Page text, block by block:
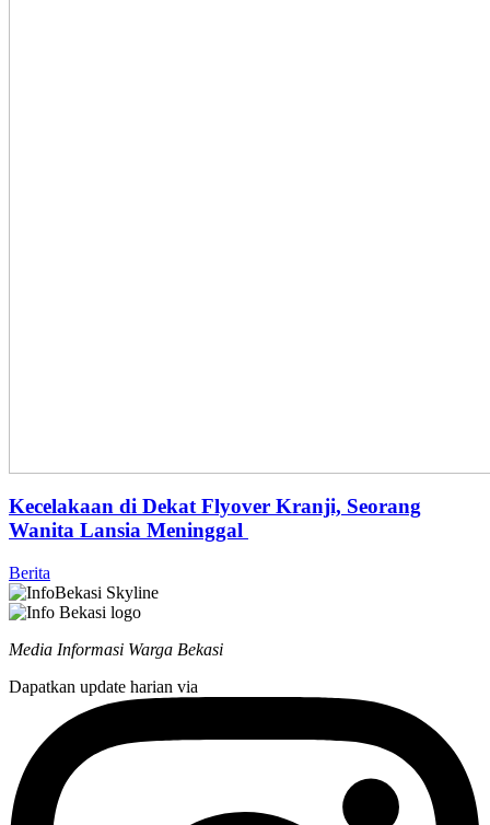
Kecelakaan di Dekat Flyover Kranji, Seorang
Wanita Lansia Meninggal
Berita
Media Informasi Warga Bekasi
Dapatkan update harian via